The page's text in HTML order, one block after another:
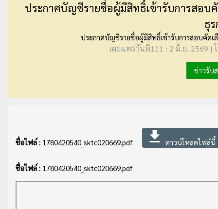
ประกาศบัญชีรายชื่อผู้มีสิทธิ์เข้ารับการสอบ
ธุ
ประกาศบัญชีรายชื่อผู้มีสิทธิ์เข้ารับการสอบคัดเ
เผยแพร่วันที่111 : 2 มิ.ย. 2569 |
ข่าวรับ
ชื่อไฟล์ : 1780420540_sktc020669.pdf file_download ดาวน์โหลดไฟล์นี้
ชื่อไฟล์ : 1780420540_sktc020669.pdf